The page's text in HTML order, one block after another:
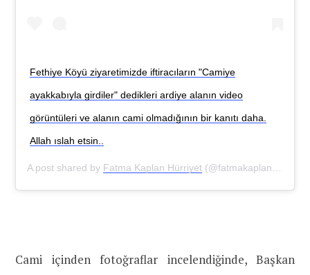
Fethiye Köyü ziyaretimizde iftiracıların "Camiye
ayakkabıyla girdiler" dedikleri ardiye alanın video
görüntüleri ve alanın cami olmadığının bir kanıtı daha.
Allah ıslah etsin..
A post shared by Fatma Kaplan Hürriyet (@fatmakaplanhurriyet) on
Cami içinden fotoğraflar incelendiğinde, Başkan